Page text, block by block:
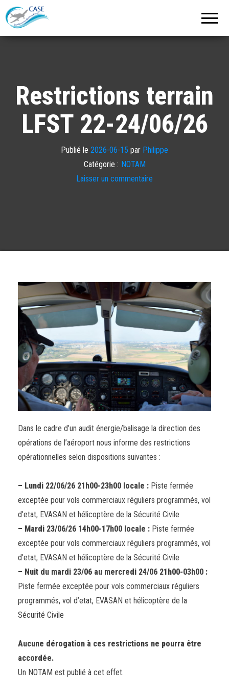
Restrictions terrain
LFST 22-24/06/26
Publié le 2026-06-15 par Philippe
Catégorie : NOTAM
Laisser un commentaire
Dans le cadre d’un audit énergie/balisage la direction des
opérations de l’aéroport nous informe des restrictions
opérationnelles selon dispositions suivantes :
– Lundi 22/06/26 21h00-23h00 locale : Piste fermée
exceptée pour vols commerciaux réguliers programmés, vol
d’etat, EVASAN et hélicoptère de la Sécurité Civile
– Mardi 23/06/26 14h00-17h00 locale : Piste fermée
exceptée pour vols commerciaux réguliers programmés, vol
d’etat, EVASAN et hélicoptère de la Sécurité Civile
– Nuit du mardi 23/06 au mercredi 24/06 21h00-03h00 :
Piste fermée exceptée pour vols commerciaux réguliers
programmés, vol d’etat, EVASAN et hélicoptère de la
Sécurité Civile
Aucune dérogation à ces restrictions ne pourra être
accordée.
Un NOTAM est publié à cet effet.